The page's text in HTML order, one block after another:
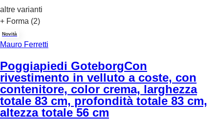
altre varianti
+ Forma (2)
Novità
Mauro Ferretti
Poggiapiedi GoteborgCon
rivestimento in velluto a coste, con
contenitore, color crema, larghezza
totale 83 cm, profondità totale 83 cm,
altezza totale 56 cm